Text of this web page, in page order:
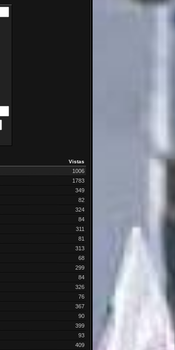
Vistas
1006
1783
349
82
324
84
311
81
313
68
299
84
326
76
367
90
399
93
409